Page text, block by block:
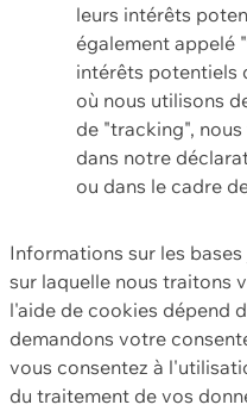
leurs intérêts
également appelé
intérêts potentiels
où nous utilisons
de "tracking",
dans notre
ou dans le cadre
Informations sur les
sur laquelle nous traitons
l'aide de cookies dépend
demandons votre
vous consentez à
du traitement de vos